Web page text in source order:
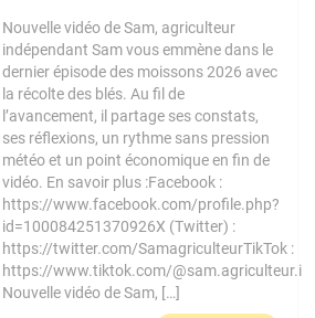
Nouvelle vidéo de Sam, agriculteur
indépendant Sam vous emmène dans le
dernier épisode des moissons 2026 avec
la récolte des blés. Au fil de
l’avancement, il partage ses constats,
ses réflexions, un rythme sans pression
météo et un point économique en fin de
vidéo. En savoir plus :Facebook :
https://www.facebook.com/profile.php?
id=100084251370926X (Twitter) :
https://twitter.com/SamagriculteurTikTok :
https://www.tiktok.com/@sam.agriculteur.i
Nouvelle vidéo de Sam, […]